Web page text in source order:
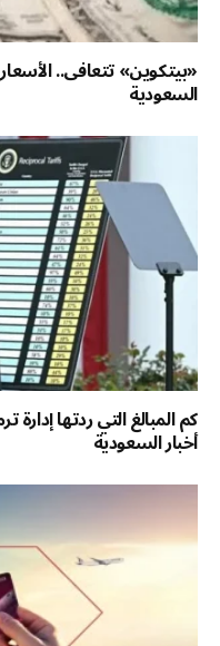
السعودية
كم المبالغ التي ردتها
أخبار السعودية